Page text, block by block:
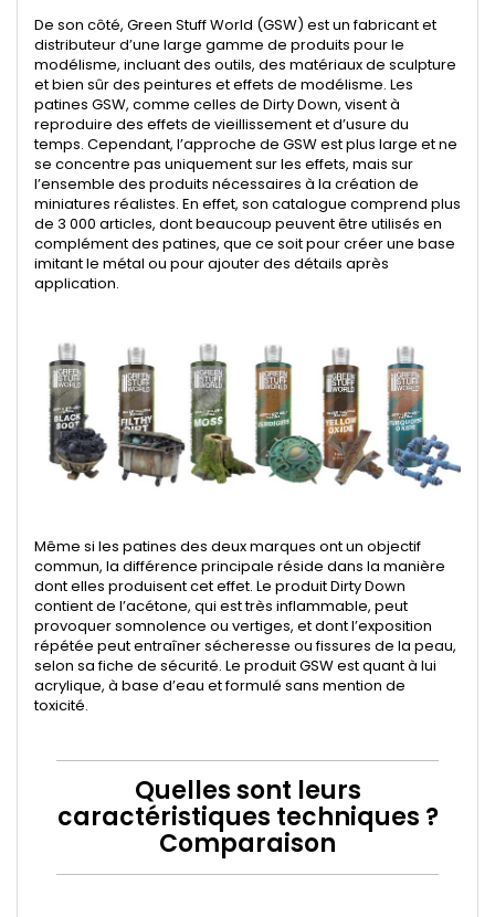
De son côté, Green Stuff World (GSW) est un fabricant et
distributeur d’une large gamme de produits pour le
modélisme, incluant des outils, des matériaux de sculpture
et bien sûr des peintures eteffets de modélisme. Les
patines GSW, comme celles de Dirty Down, visent à
reproduire des effets de vieillissement et d’usure du
temps. Cependant, l’approche de GSW est plus large et ne
se concentre pas uniquement sur les effets, mais sur
l’ensemble des produits nécessaires à la création de
miniatures réalistes. En effet, son catalogue comprend plus
de 3 000 articles, dont beaucoup peuvent être utilisés en
complément des patines, que ce soit pour créer une base
imitant le métal ou pour ajouter des détails après
application.
Même si les patines des deux marques ont un objectif
commun, la différence principale réside dans la manière
dont elles produisent cet effet. Le produit Dirty Down
contient de l’acétone, qui est très inflammable, peut
provoquer somnolence ou vertiges, et dont l’exposition
répétée peut entraîner sécheresse ou fissures de la peau,
selon sa fiche de sécurité. Le produit GSW est quant à lui
acrylique, à base d’eau et formulé sans mention de
toxicité.
Quelles sont leurs
caractéristiques techniques ?
Comparaison